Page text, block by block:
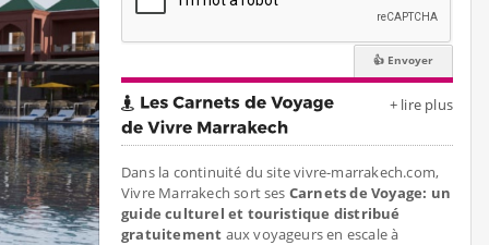
+ lire plus
Dans la continuité du site vivre-marrakech.com,
Vivre Marrakech sort ses Carnets de Voyage: un
guide culturel et touristique distribué
gratuitement aux voyageurs en escale à